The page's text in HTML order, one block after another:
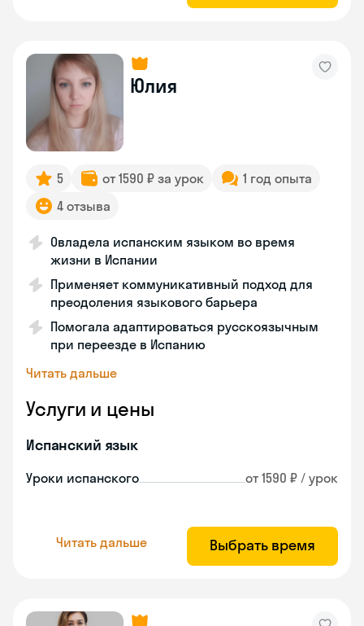
Юлия
5 от 1590 ₽ за урок
1 год опыта
4 отзыва
Овладела испанским языком во время
жизни в Испании
Применяет коммуникативный подход для
преодоления языкового барьера
Помогала адаптироваться русскоязычным
при переезде в Испанию
Читать дальше
Услуги и цены
Испанский язык
Уроки испанского от 1590 ₽ / урок
Читать дальше Выбрать время